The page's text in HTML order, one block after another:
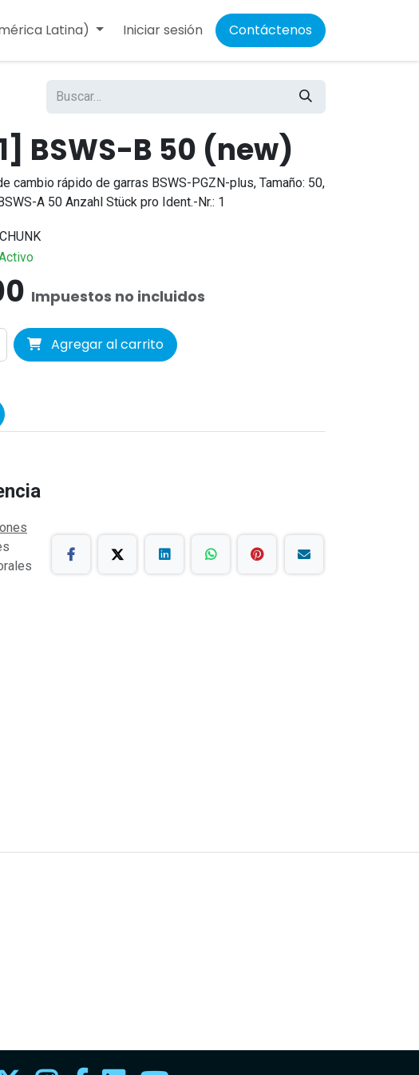
Latina) Iniciar sesión Contáctenos
BSWS-B 50 (new)
cambio rápido de garras BSWS-PGZN-plus, Tamaño: 50,
A 50 Anzahl Stück pro Ident.-Nr.: 1
Impuestos no incluidos
Agregar al carrito